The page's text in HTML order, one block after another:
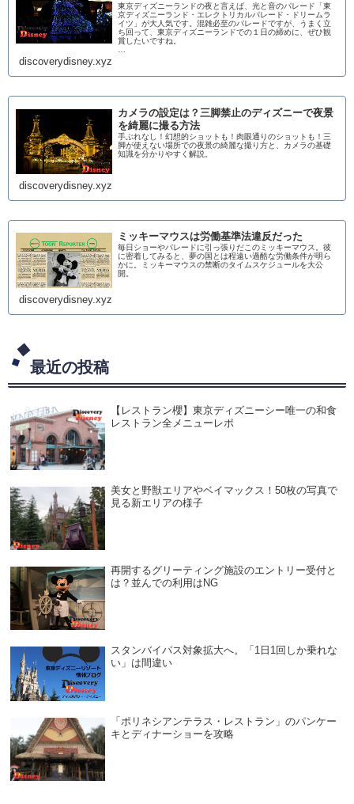
東京ディズニーランドの夜と言えば、光と音のパレード「東
京ディズニーランド・エレクトリカルパレード・ドリームラ
イツ」が大人気です。混雑必至のパレードですが、うまく立
ち回って、東京ディズニーランドでの１日の締めに、ぜひ観
賞したいですね。
discoverydisney.xyz
カメラの設定は？三脚禁止のディズニーで夜景
を綺麗に撮る方法
手ぶれなし！幻想的ショットも！肉眼通りのショットも！三
脚が使えない場所での夜景の綺麗な撮り方と、カメラの基礎
知識を分かりやすく解説。
discoverydisney.xyz
ミッキーマウスは労働基準法違反だった
毎日ショーやパレードに引っ張りだこのミッキーマウス。彼
に密着してみると、夢の国とは程遠い過酷な労働条件が明ら
かに。ミッキーマウスの禁断のタイムスケジュールを大公
開。
discoverydisney.xyz
最近の投稿
【レストラン櫻】東京ディズニーシー唯一の和食
レストラン全メニューレポ
美女と野獣エリアやベイマックス！50枚の写真で
見る新エリアの様子
再開するグリーティング施設のエントリー受付と
は？並んでの利用はNG
スタンバイパス対象拡大へ。「1日1回しか乗れな
い」は間違い
「ポリネシアンテラス・レストラン」のパンケー
キとディナーショーを攻略